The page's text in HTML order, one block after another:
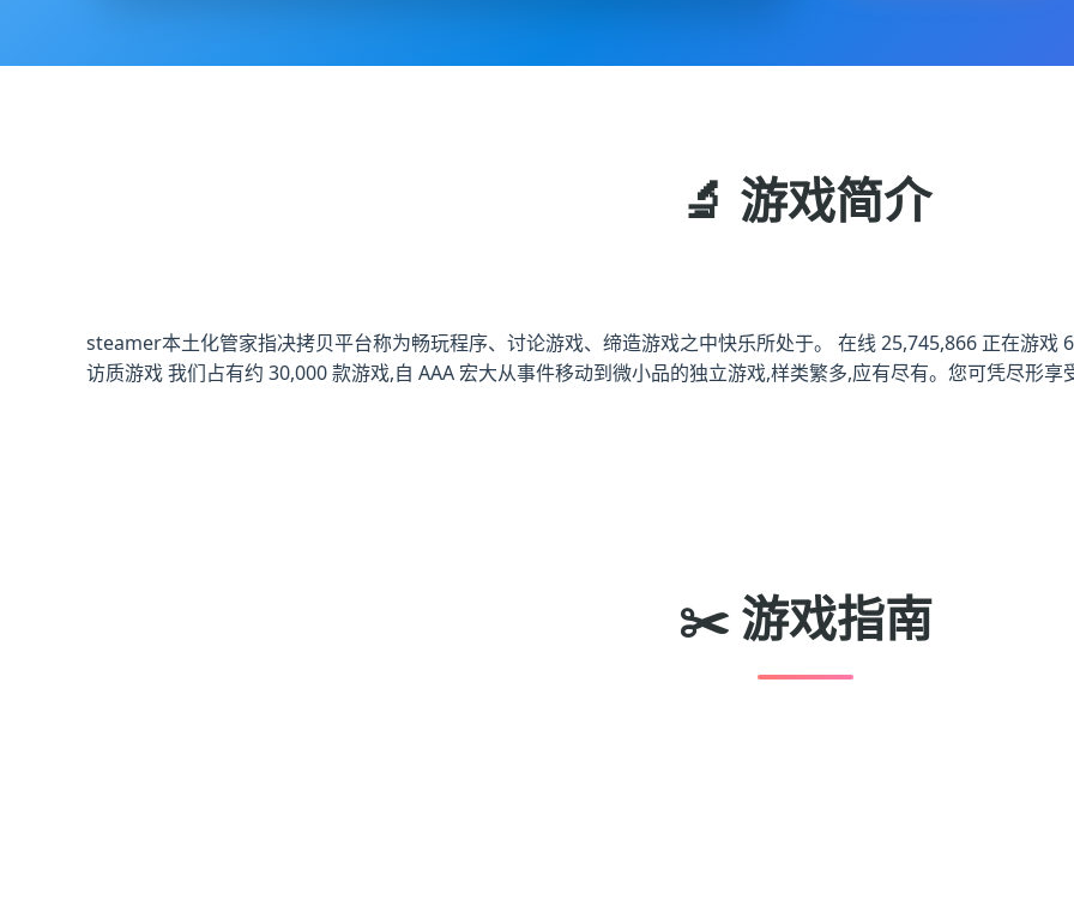
🔬 游戏简介
steamer本土化管家指决拷贝平台称为畅玩程序、讨论游戏、缔造游戏之中快乐所处于。 在线 25,745,866 正在游
访质游戏 我们占有约 30,000 款游戏,自 AAA 宏大从事件移动到微小品的独立游戏,样类繁多,应有尽有。您可凭尽形享
✂️ 游戏指南